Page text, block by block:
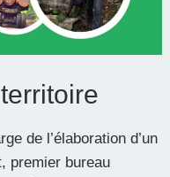
de l’élaboration d’un
premier bureau